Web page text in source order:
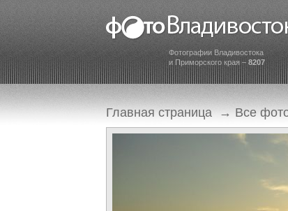
Фотографии Владивостока
и Приморского края – 8207
Главная страница → Все